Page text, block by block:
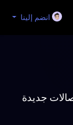
انضم إلينا
جديدة